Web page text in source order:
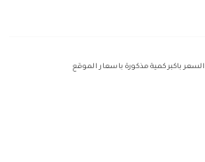
السعر باكبر كمية مذكورة باسعار الموقع